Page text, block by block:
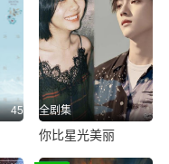
45 全剧集
你比星光美丽